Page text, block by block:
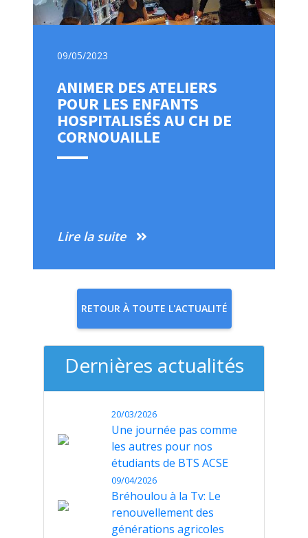
09/05/2023
ANIMER DES ATELIERS
POUR LES ENFANTS
HOSPITALISÉS AU CH DE
CORNOUAILLE
Lire la suite
RETOUR À TOUTE L'ACTUALITÉ
Dernières actualités
20/03/2026
Une journée pas comme
les autres pour nos
étudiants de BTS ACSE
09/04/2026
Bréhoulou à la Tv: Le
renouvellement des
générations agricoles